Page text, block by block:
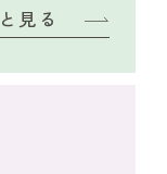
見る